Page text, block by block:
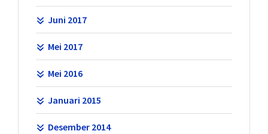
Juni 2017
Mei 2017
Mei 2016
Januari 2015
Desember 2014